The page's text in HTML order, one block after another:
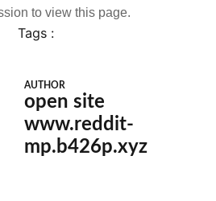
to view this page.
Tags :
AUTHOR
open site
www.reddit-
mp.b426p.xyz